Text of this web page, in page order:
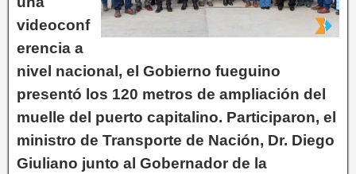
videoconf
erencia a
nivel nacional, el Gobierno fueguino
presentó los 120 metros de ampliación del
muelle del puerto capitalino. Participaron, el
ministro de Transporte de Nación, Dr. Diego
Giuliano junto al Gobernador de la